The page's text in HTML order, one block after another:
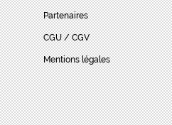
Partenaires
CGU / CGV
Mentions légales